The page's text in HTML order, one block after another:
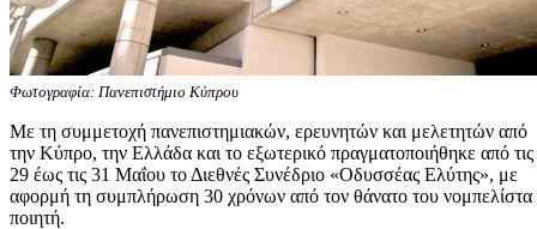
Φωτογραφία: Πανεπιστήμιο Κύπρου
Με τη συμμετοχή πανεπιστημιακών, ερευνητών και μελετητών από
την Κύπρο, την Ελλάδα και το εξωτερικό πραγματοποιήθηκε από τις
29 έως τις 31 Μαΐου το Διεθνές Συνέδριο «Οδυσσέας Ελύτης», με
αφορμή τη συμπλήρωση 30 χρόνων από τον θάνατο του νομπελίστα
ποιητή.